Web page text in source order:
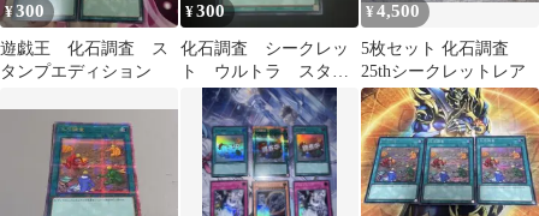
¥300
遊戯王 化石調査 ス
タンプエディション
¥300
化石調査 シークレッ
ト ウルトラ スタン
プエディション
¥4,500
5枚セット 化石調査
25thシークレットレア